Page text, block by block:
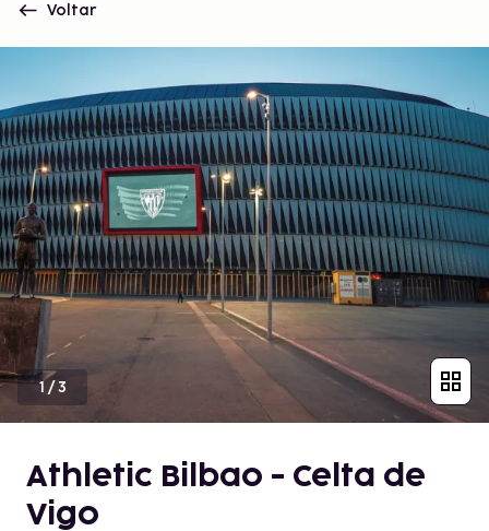
Voltar
1/3
Athletic Bilbao - Celta de
Vigo